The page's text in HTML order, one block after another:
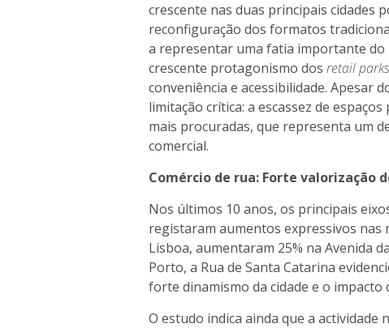
crescente nas duas principais cidades
reconfiguração dos formatos
a representar uma fatia importante do
crescente protagonismo dosretail parks
conveniência e acessibilidade. Apesar
limitação crítica: a escassez de
mais procuradas, que representa um
comercial.
Comércio de rua: Forte valorização
Nos últimos 10 anos, os principais
registaram aumentos expressivos nas
Lisboa, aumentaram 25% na Avenida
Porto, a Rua de Santa Catarina
forte dinamismo da cidade e o
O estudo indica ainda que a